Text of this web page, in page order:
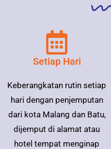
Setiap Hari
Keberangkatan rutin setiap
hari dengan penjemputan
dari kota Malang dan Batu,
dijemput di alamat atau
hotel tempat menginap